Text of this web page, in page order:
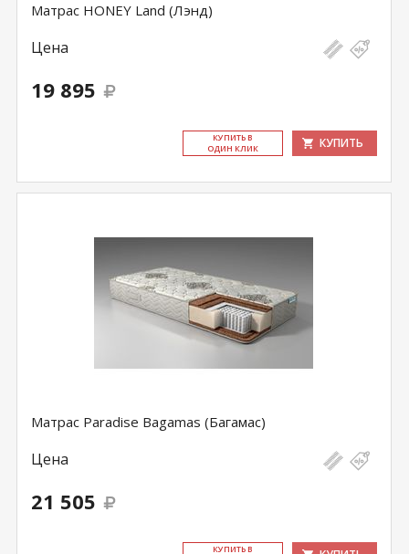
Матрас HONEY Land (Лэнд)
Цена
19 895
КУ­ПИТЬ В
ОДИН КЛИК
КУПИТЬ
Матрас Paradise Bagamas (Багамас)
Цена
21 505
КУ­ПИТЬ В